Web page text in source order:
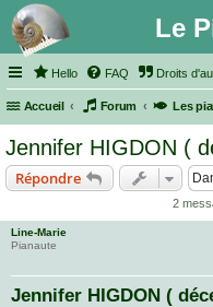
Le
Hello FAQ Droits
Accueil Forum Les
Jennifer HIGDON (
Répondre
2
Line-Marie
Pianaute
Jennifer HIGDON (